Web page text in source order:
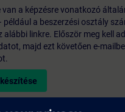
van a képzésre vonatkozó
a beszerzési osztály
alábbi linkre. Először meg kell
majd ezt követően e-